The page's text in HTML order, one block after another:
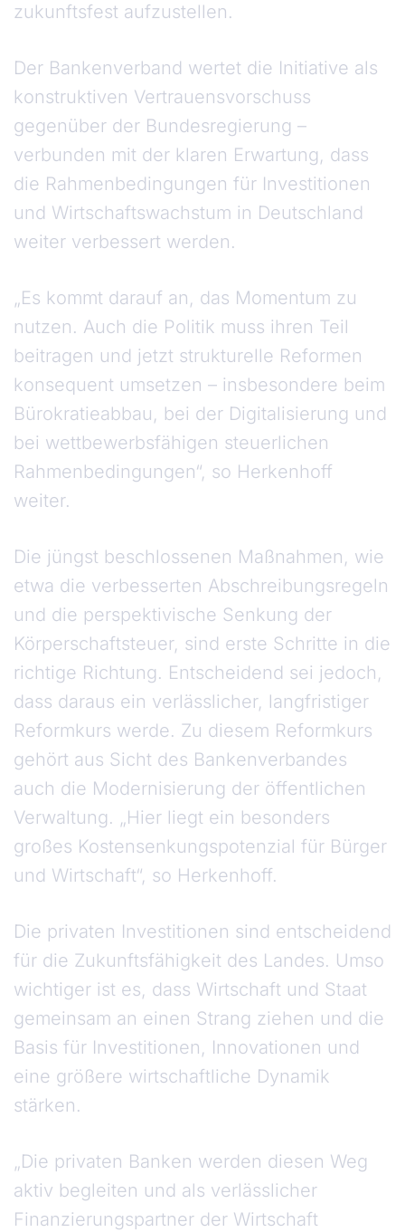
zukunftsfest aufzustellen.
Der Bankenverband wertet die Initiative als
konstruktiven Vertrauensvorschuss
gegenüber der Bundesregierung –
verbunden mit der klaren Erwartung, dass
die Rahmenbedingungen für Investitionen
und Wirtschaftswachstum in Deutschland
weiter verbessert werden.
„Es kommt darauf an, das Momentum zu
nutzen. Auch die Politik muss ihren Teil
beitragen und jetzt strukturelle Reformen
konsequent umsetzen – insbesondere beim
Bürokratieabbau, bei der Digitalisierung und
bei wettbewerbsfähigen steuerlichen
Rahmenbedingungen“, so Herkenhoff
weiter.
Die jüngst beschlossenen Maßnahmen, wie
etwa die verbesserten Abschreibungsregeln
und die perspektivische Senkung der
Körperschaftsteuer, sind erste Schritte in die
richtige Richtung. Entscheidend sei jedoch,
dass daraus ein verlässlicher, langfristiger
Reformkurs werde. Zu diesem Reformkurs
gehört aus Sicht des Bankenverbandes
auch die Modernisierung der öffentlichen
Verwaltung. „Hier liegt ein besonders
großes Kostensenkungspotenzial für Bürger
und Wirtschaft“, so Herkenhoff.
Die privaten Investitionen sind entscheidend
für die Zukunftsfähigkeit des Landes. Umso
wichtiger ist es, dass Wirtschaft und Staat
gemeinsam an einen Strang ziehen und die
Basis für Investitionen, Innovationen und
eine größere wirtschaftliche Dynamik
stärken.
„Die privaten Banken werden diesen Weg
aktiv begleiten und als verlässlicher
Finanzierungspartner der Wirtschaft